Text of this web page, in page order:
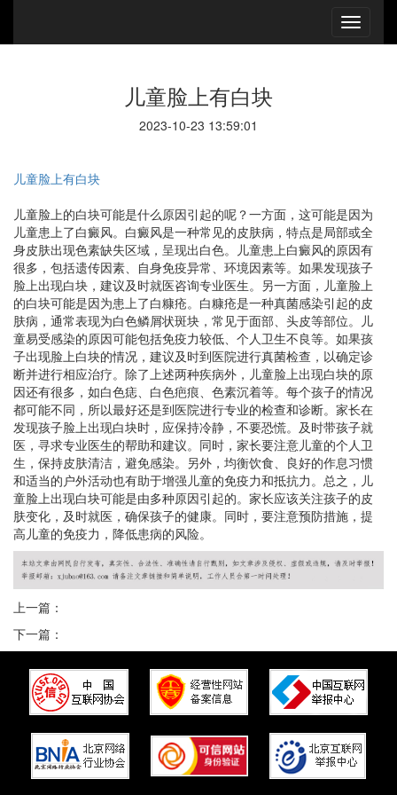
儿童脸上有白块
2023-10-23 13:59:01
儿童脸上有白块
儿童脸上的白块可能是什么原因引起的呢？一方面，这可能是因为
儿童患上了白癜风。白癜风是一种常见的皮肤病，特点是局部或全
身皮肤出现色素缺失区域，呈现出白色。儿童患上白癜风的原因有
很多，包括遗传因素、自身免疫异常、环境因素等。如果发现孩子
脸上出现白块，建议及时就医咨询专业医生。另一方面，儿童脸上
的白块可能是因为患上了白糠疮。白糠疮是一种真菌感染引起的皮
肤病，通常表现为白色鳞屑状斑块，常见于面部、头皮等部位。儿
童易受感染的原因可能包括免疫力较低、个人卫生不良等。如果孩
子出现脸上白块的情况，建议及时到医院进行真菌检查，以确定诊
断并进行相应治疗。除了上述两种疾病外，儿童脸上出现白块的原
因还有很多，如白色痣、白色疤痕、色素沉着等。每个孩子的情况
都可能不同，所以最好还是到医院进行专业的检查和诊断。家长在
发现孩子脸上出现白块时，应保持冷静，不要恐慌。及时带孩子就
医，寻求专业医生的帮助和建议。同时，家长要注意儿童的个人卫
生，保持皮肤清洁，避免感染。另外，均衡饮食、良好的作息习惯
和适当的户外活动也有助于增强儿童的免疫力和抵抗力。总之，儿
童脸上出现白块可能是由多种原因引起的。家长应该关注孩子的皮
肤变化，及时就医，确保孩子的健康。同时，要注意预防措施，提
高儿童的免疫力，降低患病的风险。
上一篇：
下一篇：